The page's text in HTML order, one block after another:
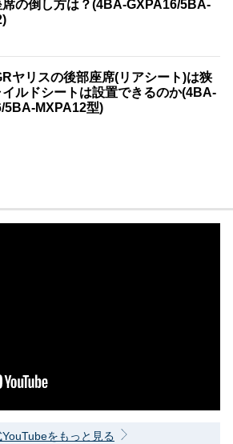
席の倒し方は？(4BA-GXPA16/5BA-
ヤリスの後部座席(リアシート)は狭
イルドシートは設置できるのか(4BA-
5BA-MXPA12型)
をもっと見る